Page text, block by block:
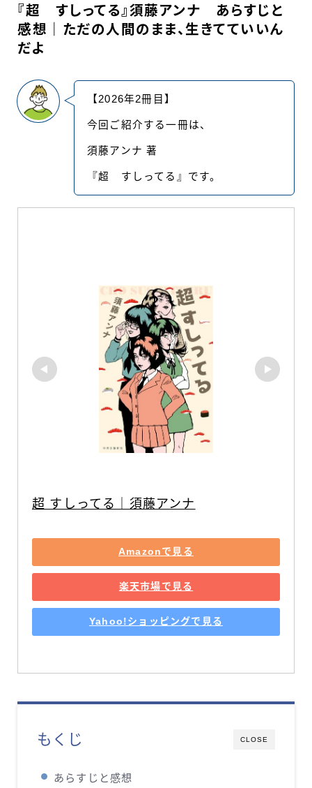
『超 すしってる』須藤アンナ あらすじと
感想｜ただの人間のまま、生きてていいん
だよ
【2026年2冊目】
今回ご紹介する一冊は、
須藤アンナ 著
『超 すしってる』です。
超 すしってる｜須藤アンナ
Amazonで見る
楽天市場で見る
Yahoo!ショッピングで見る
CLOSE
もくじ
あらすじと感想